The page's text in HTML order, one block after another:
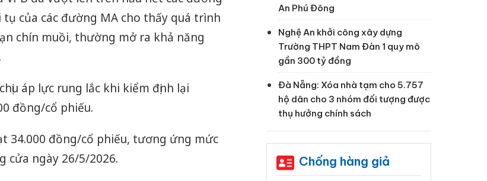
của các đường MA cho thấy quá trình
chín muồi, thường mở ra khả năng
áp lực rung lắc khi kiểm định lại
đồng/cổ phiếu.
34.000 đồng/cổ phiếu, tương ứng mức
cửa ngày 26/5/2026.
An Phú Đông
Nghệ An khởi công xây dựng
Trường THPT Nam Đàn 1 quy mô
gần 300 tỷ đồng
Đà Nẵng: Xóa nhà tạm cho 5.757
hộ dân cho 3 nhóm đối tượng được
thụ hưởng chính sách
Chống hàng giả